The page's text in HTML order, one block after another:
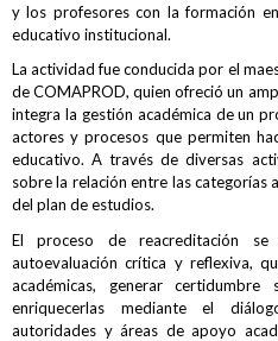
y los profesores con la formación
educativo institucional.
La actividad fue conducida por el
de COMAPROD, quien ofreció un
integra la gestión académica de un
actores y procesos que permiten
educativo. A través de diversas
sobre la relación entre las categorías
del plan de estudios.
El proceso de reacreditación
autoevaluación crítica y reflexiva,
académicas, generar
enriquecerlas mediante el
autoridades y áreas de apoyo